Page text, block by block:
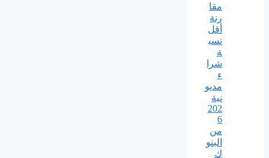
مقا
رنة
أقل
نسب
ة
شرا
ء
مديو
نية
202
6
من
البنو
ك